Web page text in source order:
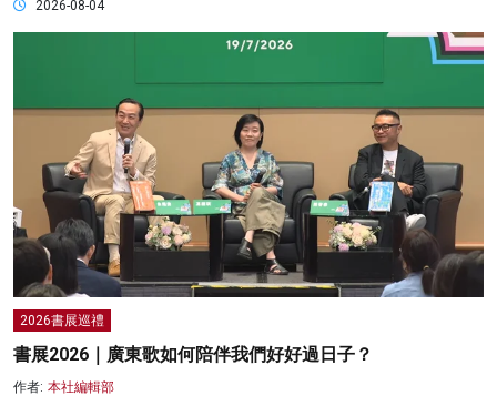
2026-08-04
2026書展巡禮
書展2026｜廣東歌如何陪伴我們好好過日子？
作者: 本社編輯部